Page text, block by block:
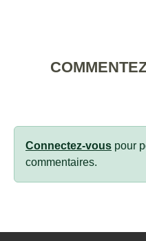
Connectez-vous pour
commentaires.